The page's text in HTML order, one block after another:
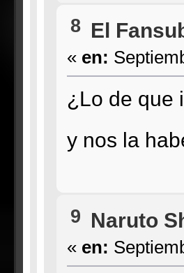
8 El
« en:
¿Lo de que
y nos la
9 Naruto
« en: